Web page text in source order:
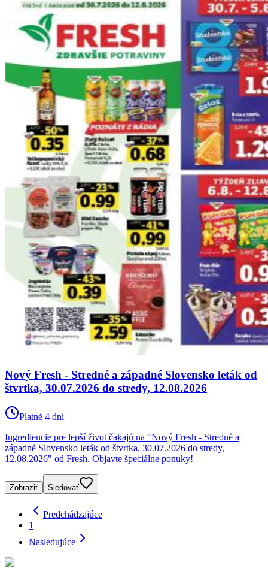
Nový Fresh - Stredné a západné Slovensko leták od
štvrtka, 30.07.2026 do stredy, 12.08.2026
Platné 4 dni
Ingrediencie pre lepší život čakajú na "Nový Fresh - Stredné a
západné Slovensko leták od štvrtka, 30.07.2026 do stredy,
12.08.2026" od Fresh. Objavte špeciálne ponuky!
Zobraziť Sledovať
Predchádzajúce
1
Nasledujúce